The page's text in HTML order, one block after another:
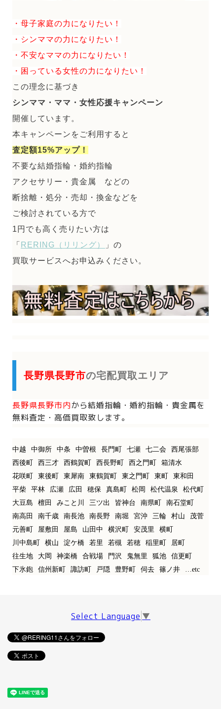
・母子家庭の力になりたい！
・シンママの力になりたい！
・不安なママの力になりたい！
・困っている女性の力になりたい！
この理念に基づき
シンママ・ママ・女性応援キャンペーン
開催しています。
本キャンペーンをご利用すると
査定額15%アップ！
不要な結婚指輪・婚約指輪
アクセサリー・貴金属 などの
断捨離・処分・売却・換金などを
ご検討されている方で
1円でも高く売りたい方は
「 RERING（リリング）
」の
買取サービスへお申込みください。
長野県長野市の宅配買取エリア
長野県長野市内から結婚指輪・婚約指輪・貴金属を
無料査定・高価買取致します。
中越 中御所 中条 中曽根 長門町 七瀬 七二会
西尾張部
西後町
西三才 西鶴賀町 西長野町 西之門町
箱清水
花咲町
東後町 東犀南 東鶴賀町 東之門町 東町
東和田
平柴
平林 広瀬 広田 穂保 真島町 松岡 松代温泉
松代町
大豆島
檀田 みこと川 三ツ出 皆神台 南県町
南石堂町
南高田
南千歳 南長池 南長野 南堀 宮沖 三輪 村山
茂菅
元善町
屋敷田 屋島 山田中 横沢町 安茂里
横町
川中島町
横山 淀ケ橋 若里 若槻 若穂 稲里町
居町
往生地
大岡 神楽橋 合戦場 門沢 鬼無里 狐池
信更町
下氷鉋
信州新町 諏訪町 戸隠 豊野町 伺去 篠ノ井 …etc
Select Language ▼